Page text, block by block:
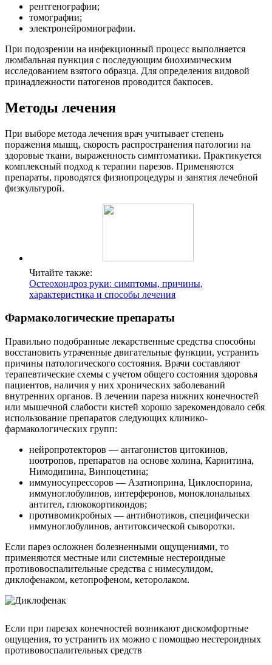
рентгенографии;
томографии;
электронейромиографии.
При подозрении на инфекционный процесс выполняется
люмбальная пункция с последующим биохимическим
исследованием взятого образца. Для определения видовой
принадлежности патогенов проводится бакпосев.
Методы лечения
При выборе метода лечения врач учитывает степень
поражения мышц, скорость распространения патологии на
здоровые ткани, выраженность симптоматики. Практикуется
комплексный подход к терапии парезов. Применяются
препараты, проводятся физиопроцедуры и занятия лечебной
физкультурой.
Читайте также:
Остеохондроз руки: симптомы, причины,
характеристика и способы лечения
Фармакологические препараты
Правильно подобранные лекарственные средства способны
восстановить утраченные двигательные функции, устранить
причины патологического состояния. Врачи составляют
терапевтические схемы с учетом общего состояния здоровья
пациентов, наличия у них хронических заболеваний
внутренних органов. В лечении пареза нижних конечностей
или мышечной слабости кистей хорошо зарекомендовало себя
использование препаратов следующих клинико-
фармакологических групп:
нейропротекторов — антагонистов цитокинов,
ноотропов, препаратов на основе холина, Карнитина,
Нимодипина, Винпоцетина;
иммуносупрессоров — Азатиоприна, Циклоспорина,
иммуноглобулинов, интерферонов, моноклональных
антител, глюкокортикоидов;
противомикробных — антибиотиков, специфически
иммуноглобулинов, антитоксической сыворотки.
Если парез осложнен болезненными ощущениями, то
применяются местные или системные нестероидные
противовоспалительные средства с нимесулидом,
диклофенаком, кетопрофеном, кеторолаком.
Если при парезах конечностей возникают дискомфортные
ощущения, то устранить их можно с помощью нестероидных
противовоспалительных средств